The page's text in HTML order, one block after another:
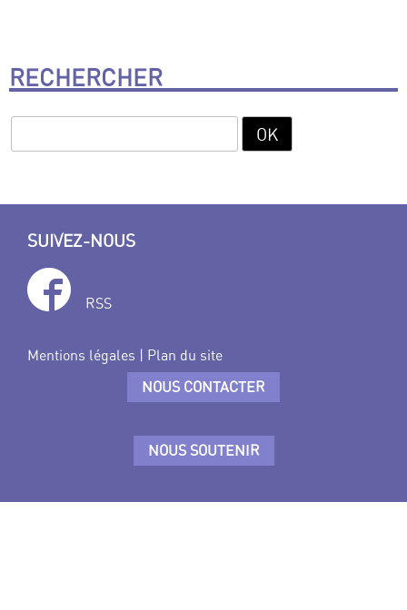
RECHERCHER
SUIVEZ-NOUS
RSS
Mentions légales | Plan du site
NOUS CONTACTER
NOUS SOUTENIR